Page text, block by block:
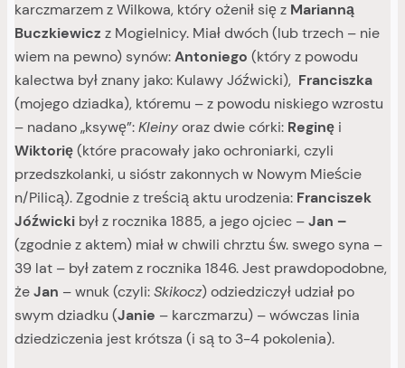
karczmarzem z Wilkowa, który ożenił się z Marianną
Buczkiewicz z Mogielnicy. Miał dwóch (lub trzech – nie
wiem na pewno) synów:Antoniego (który z powodu
kalectwa był znany jako: Kulawy Jóźwicki), Franciszka
(mojego dziadka), któremu – z powodu niskiego wzrostu
– nadano „ksywę”:Kleinyoraz dwie córki: Reginę i
Wiktorię(które pracowały jako ochroniarki, czyli
przedszkolanki, u sióstr zakonnych w Nowym Mieście
n/Pilicą). Zgodnie z treścią aktu urodzenia: Franciszek
Jóźwicki był z rocznika 1885, a jego ojciec –Jan –
(zgodnie z aktem) miał w chwili chrztu św. swego syna –
39 lat – był zatem z rocznika 1846. Jest prawdopodobne,
żeJan – wnuk (czyli:Skikocz) odziedziczył udział po
swym dziadku (Janie – karczmarzu) – wówczas linia
dziedziczenia jest krótsza (i są to 3-4 pokolenia).